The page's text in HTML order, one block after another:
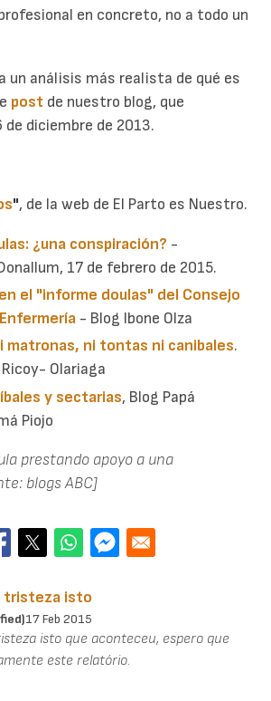
en concreto, no a todo un
un análisis más realista de qué es
post de nuestro blog, que
diciembre de 2013.
", de la web de El Parto es Nuestro.
¿una conspiración? -
17 de febrero de 2015.
el "informe doulas" del Consejo
- Blog Ibone Olza
matronas, ni tontas ni canibales.
Olariaga
y sectarias, Blog Papá
Piojo
prestando apoyo a una
blogs ABC]
tristeza isto
17 Feb 2015
isto que aconteceu, espero que
este relatório.